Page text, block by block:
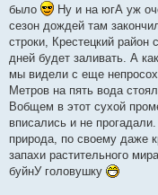
было
Ну и на югА уж
сезон дождей там
строки, Крестецкий
дней будет заливать. А
мы видели с еще
Метров на пять вода
Вобщем в этот сухой
вписались и не
природа, по своему даже
запахи растительного
буйнУ головушку